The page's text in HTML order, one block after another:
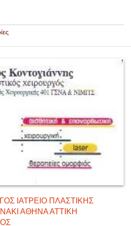
ΙΑΤΡΕΙΟ ΠΛΑΣΤΙΚΗΣ
ΑΘΗΝΑ ΑΤΤΙΚΗ